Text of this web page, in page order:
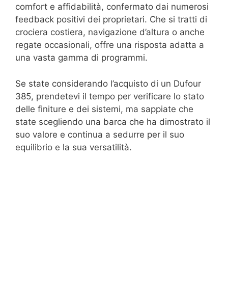
comfort e affidabilità, confermato dai numerosi
feedback positivi dei proprietari. Che si tratti di
crociera costiera, navigazione d’altura o anche
regate occasionali, offre una risposta adatta a
una vasta gamma di programmi.
Se state considerando l’acquisto di un Dufour
385, prendetevi il tempo per verificare lo stato
delle finiture e dei sistemi, ma sappiate che
state scegliendo una barca che ha dimostrato il
suo valore e continua a sedurre per il suo
equilibrio e la sua versatilità.